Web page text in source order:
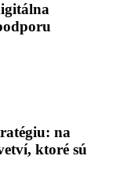
na
ktoré sú